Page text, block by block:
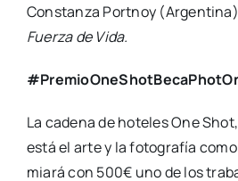
Cons­tan­za Port­noy
Fuer­za de Vida.
La cade­na de hote­les One
está el arte y la foto­gra­fía
mia­rá con 500€ uno de los